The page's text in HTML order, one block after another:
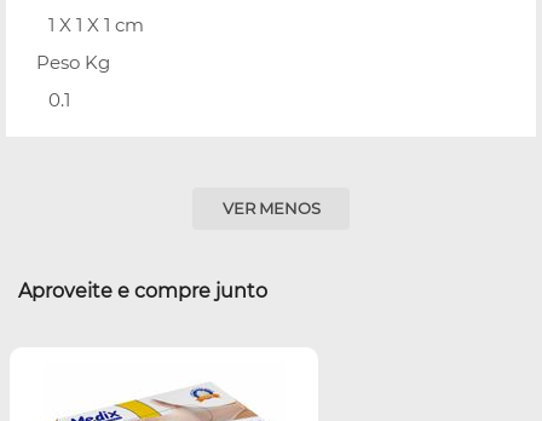
1 X 1 X 1 cm
Peso Kg
0.1
VER MENOS
Aproveite e compre junto